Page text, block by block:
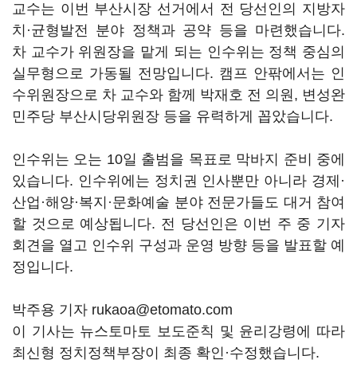
교수는 이번 부산시장 선거에서 전 당선인의 지방자
치·균형발전 분야 정책과 공약 등을 마련했습니다.
차 교수가 위원장을 맡게 되는 인수위는 정책 중심의
실무형으로 가동될 전망입니다. 캠프 안팎에서는 인
수위원장으로 차 교수와 함께 박재호 전 의원, 변성완
민주당 부산시당위원장 등을 유력하게 꼽았습니다.
인수위는 오는 10일 출범을 목표로 막바지 준비 중에
있습니다. 인수위에는 정치권 인사뿐만 아니라 경제·
산업·해양·복지·문화예술 분야 전문가들도 대거 참여
할 것으로 예상됩니다. 전 당선인은 이번 주 중 기자
회견을 열고 인수위 구성과 운영 방향 등을 발표할 예
정입니다.
박주용 기자 rukaoa@etomato.com
이 기사는 뉴스토마토 보도준칙 및 윤리강령에 따라
최신형 정치정책부장이 최종 확인·수정했습니다.